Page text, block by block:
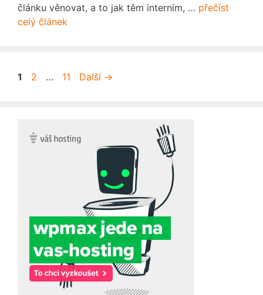
článku věnovat, a to jak těm interním, … přečíst
celý článek
Stránka
1 Stránka
2 … Stránka
11 Další →